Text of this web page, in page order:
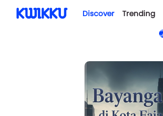
Discover Trending